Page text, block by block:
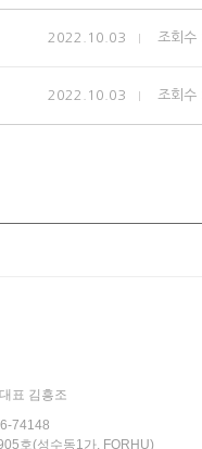
2022.10.03 조회수
2022.10.03 조회수
표 김흥조
74148
호(성수동1가, FORHU)